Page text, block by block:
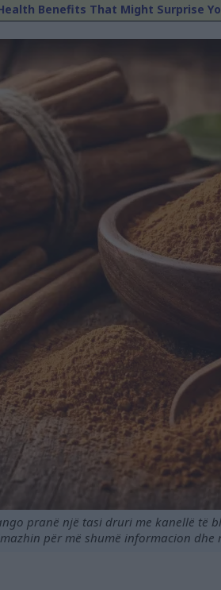
Benefits That Might Surprise
pranë një tasi druri me kanellë të
për më shumë informacion dhe